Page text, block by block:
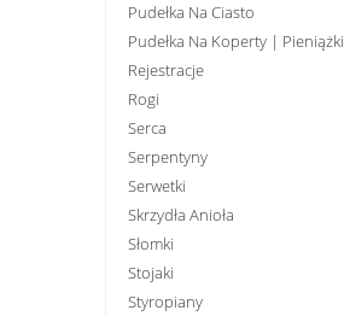
Pudełka Na Ciasto
Pudełka Na Koperty | Pieniążki
Rejestracje
Rogi
Serca
Serpentyny
Serwetki
Skrzydła Anioła
Słomki
Stojaki
Styropiany